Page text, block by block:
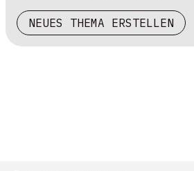
NEUES THEMA ERSTELLEN